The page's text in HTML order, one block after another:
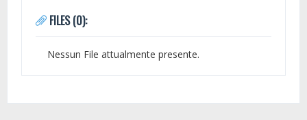
FILES (0):
Nessun File attualmente presente.